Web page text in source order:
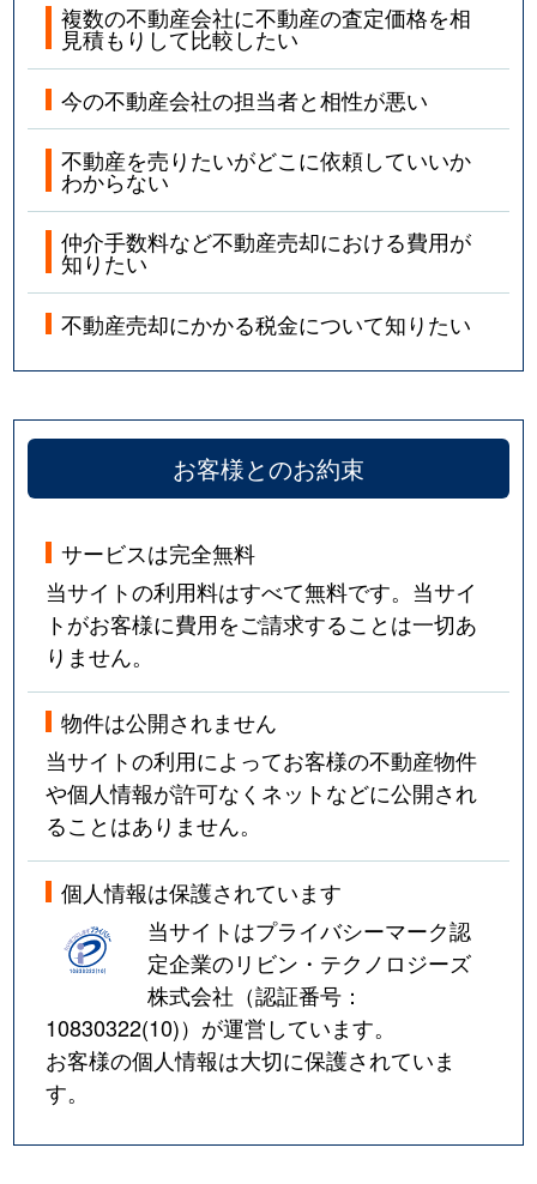
複数の不動産会社に不動産の査定価格を相
見積もりして比較したい
今の不動産会社の担当者と相性が悪い
不動産を売りたいがどこに依頼していいか
わからない
仲介手数料など不動産売却における費用が
知りたい
不動産売却にかかる税金について知りたい
お客様とのお約束
サービスは完全無料
当サイトの利用料はすべて無料です。当サイ
トがお客様に費用をご請求することは一切あ
りません。
物件は公開されません
当サイトの利用によってお客様の不動産物件
や個人情報が許可なくネットなどに公開され
ることはありません。
個人情報は保護されています
当サイトはプライバシーマーク認
定企業のリビン・テクノロジーズ
株式会社（認証番号：
10830322(10)）が運営しています。
お客様の個人情報は大切に保護されていま
す。